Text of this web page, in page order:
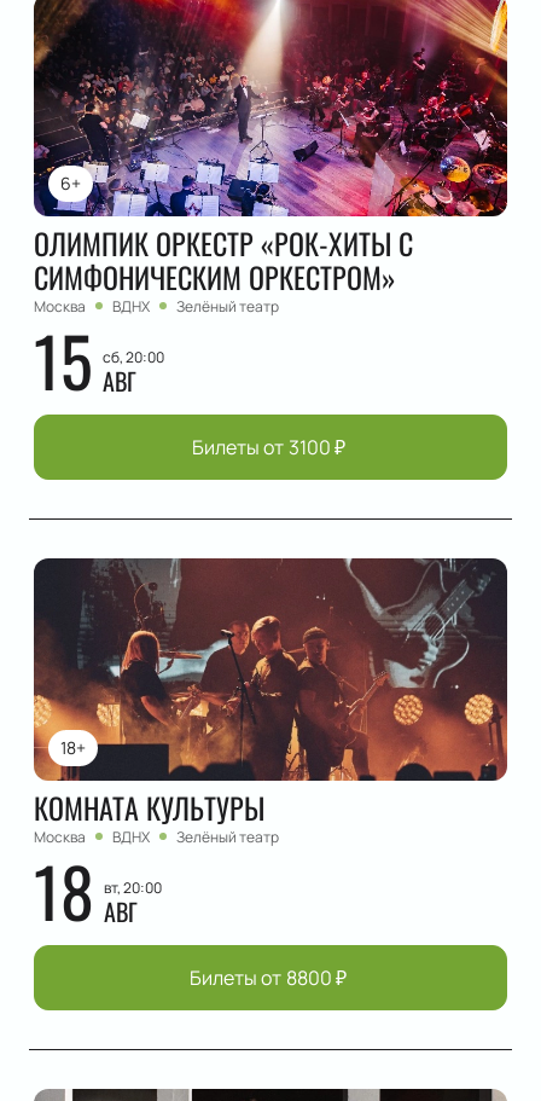
6+
ОЛИМПИК ОРКЕСТР «РОК-ХИТЫ С
СИМФОНИЧЕСКИМ ОРКЕСТРОМ»
Москва ВДНХ Зелёный театр
15 сб, 20:00
АВГ
Билеты от 3100₽
18+
КОМНАТА КУЛЬТУРЫ
Москва ВДНХ Зелёный театр
18 вт, 20:00
АВГ
Билеты от 8800₽